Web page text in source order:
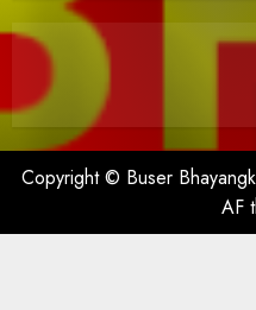
Copyright © Buser
AF